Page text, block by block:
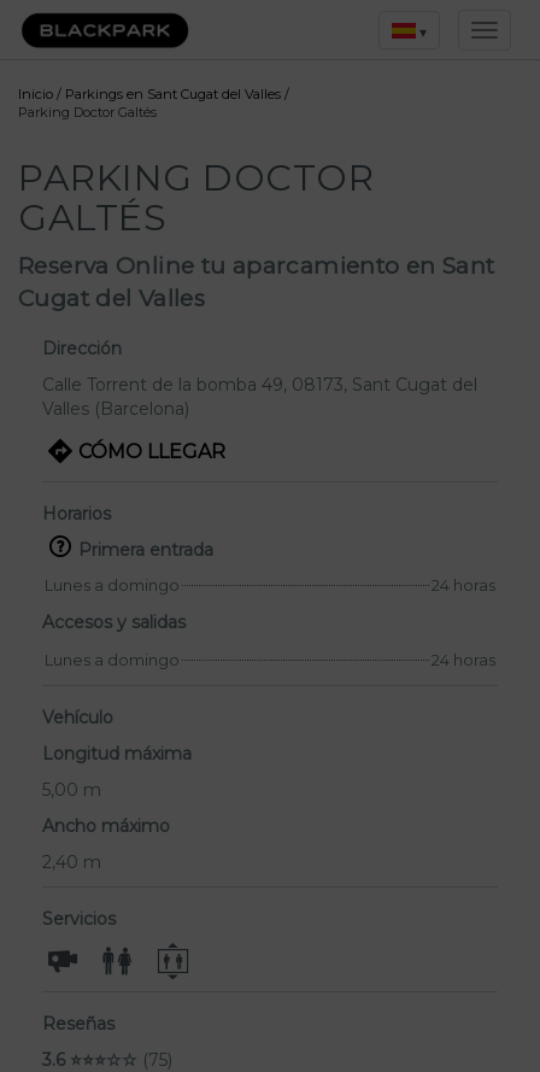
▾
Inicio / Parkings en Sant Cugat del Valles /
Parking Doctor Galtés
PARKING DOCTOR
GALTÉS
Reserva Online tu aparcamiento en Sant
Cugat del Valles
Dirección
Calle Torrent de la bomba 49, 08173, Sant Cugat del
Valles (Barcelona)
CÓMO LLEGAR
Horarios
Primera entrada
Lunes a domingo 24 horas
Accesos y salidas
Lunes a domingo 24 horas
Vehículo
Longitud máxima
5,00 m
Ancho máximo
2,40 m
Servicios
Reseñas
3.6 ⭐⭐⭐☆☆ (75)